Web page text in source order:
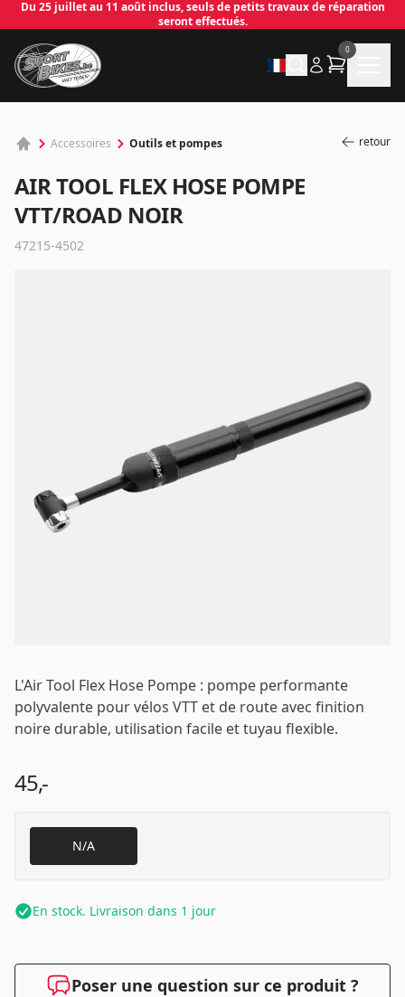
Du 25 juillet au 11 août inclus, seuls de petits travaux de réparation
seront effectués.
0
Accessoires Outils et pompes retour
AIR TOOL FLEX HOSE POMPE
VTT/ROAD NOIR
47215-4502
L'Air Tool Flex Hose Pompe : pompe performante
polyvalente pour vélos VTT et de route avec finition
noire durable, utilisation facile et tuyau flexible.
45,-
N/A
En stock. Livraison dans 1 jour
Poser une question sur ce produit ?
Mot de passe*